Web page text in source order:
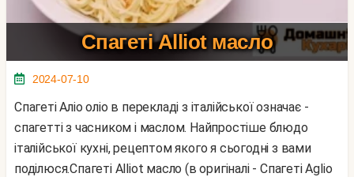
Спагеті Alliot масло
2024-07-10
Спагеті Аліо оліо в перекладі з італійської означає -
спагетті з часником і маслом. Найпростіше блюдо
італійської кухні, рецептом якого я сьогодні з вами
поділюся.Спагеті Alliot масло (в оригіналі - Спагеті Aglio